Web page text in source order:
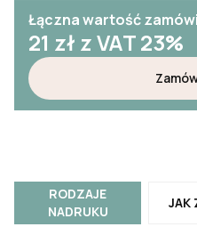
Łączna wartość
21 zł z VAT 23%
RODZAJE
NADRUKU
JAK